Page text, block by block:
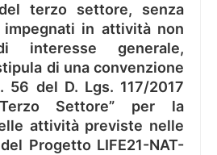
terzo settore, senza
in attività non
interesse generale,
di una convenzione
56 del D. Lgs. 117/2017
Settore” per la
attività previste nelle
Progetto LIFE21-NAT-